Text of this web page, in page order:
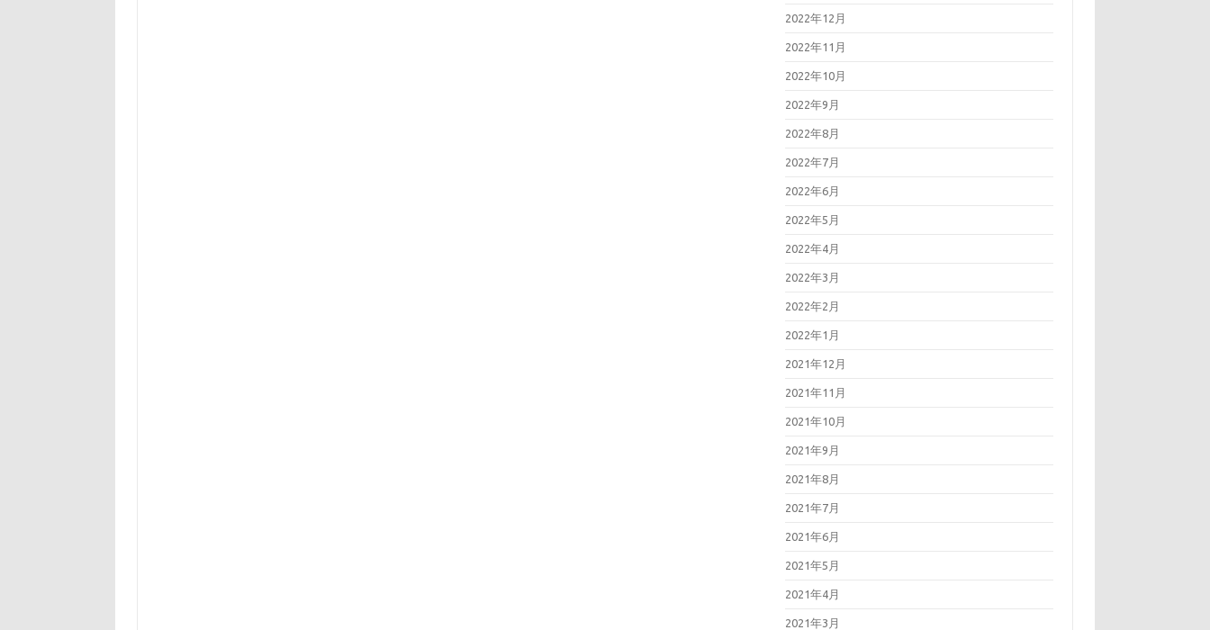
2022年12月
2022年11月
2022年10月
2022年9月
2022年8月
2022年7月
2022年6月
2022年5月
2022年4月
2022年3月
2022年2月
2022年1月
2021年12月
2021年11月
2021年10月
2021年9月
2021年8月
2021年7月
2021年6月
2021年5月
2021年4月
2021年3月